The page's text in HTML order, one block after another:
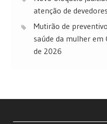
atenção de devedores
Mutirão de
saúde da mulher em
de 2026